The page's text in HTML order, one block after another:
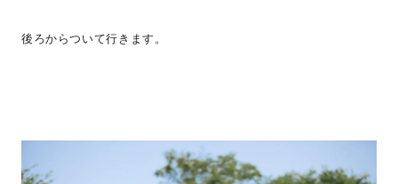
後ろからついて行きます。